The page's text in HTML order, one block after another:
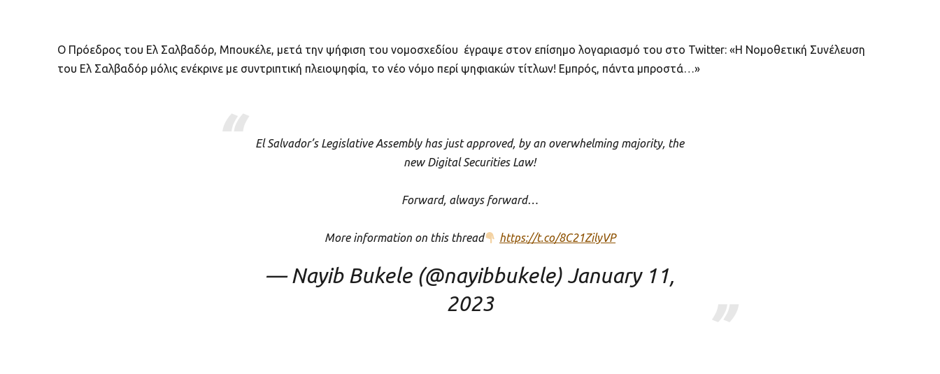
Ο Πρόεδρος του Ελ Σαλβαδόρ, Μπουκέλε, μετά την ψήφιση του νομοσχεδίου έγραψε στον επίσημο λογαριασμό του στο Twitter: «Η Νομοθετική Συνέλευση
του Ελ Σαλβαδόρ μόλις ενέκρινε με συντριπτική πλειοψηφία, το νέο νόμο περί ψηφιακών τίτλων! Εμπρός, πάντα μπροστά…»
El Salvador’s Legislative Assembly has just approved, by an overwhelming majority, the
new Digital Securities Law!
Forward, always forward…
More information on this thread https://t.co/8C21ZilyVP
— Nayib Bukele (@nayibbukele) January 11,
2023